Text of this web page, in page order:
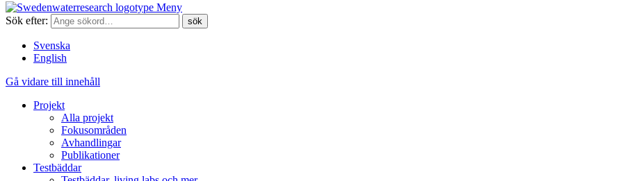
Meny
Sök efter:
Svenska
English
Gå vidare till innehåll
Projekt
Alla projekt
Fokusområden
Avhandlingar
Publikationer
Testbäddar